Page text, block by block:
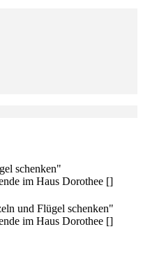
schenken"
im Haus Dorothee []
und Flügel schenken"
im Haus Dorothee []